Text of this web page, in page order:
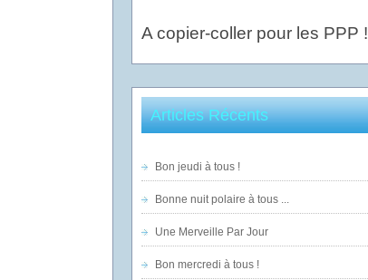
A copier-coller pour les PPP !
Articles Récents
Bon jeudi à tous !
Bonne nuit polaire à tous ...
Une Merveille Par Jour
Bon mercredi à tous !